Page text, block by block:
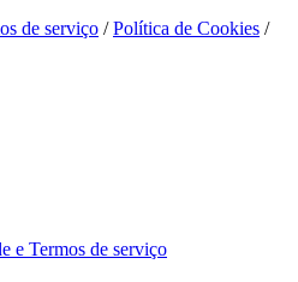
de serviço /Política de Cookies /
e Termos de serviço